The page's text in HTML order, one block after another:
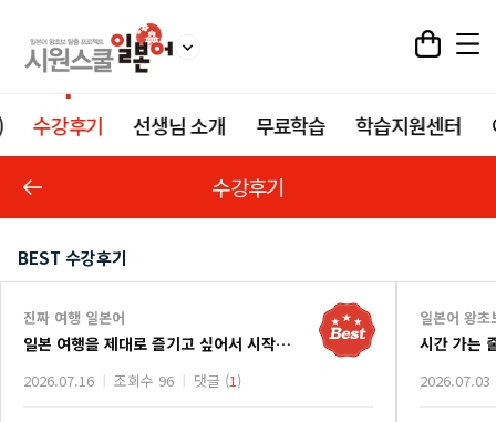
수강후기 선생님 소개 무료학습 학습지원센터
수강후기
BEST 수강후기
진짜 여행 일본어
일본 여행을 제대로 즐기고 싶어서 시작한 진짜 여행 일본어 강의
2026.07.16 조회수 96 댓글 (1)
일본어 왕
시간 가는
2026.07.03